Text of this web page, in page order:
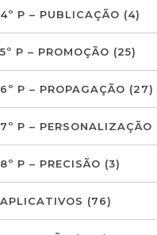
4º P – PUBLICAÇÃO (4)
5º P – PROMOÇÃO (25)
6º P – PROPAGAÇÃO (27)
7º P – PERSONALIZAÇÃO
8º P – PRECISÃO (3)
APLICATIVOS (76)